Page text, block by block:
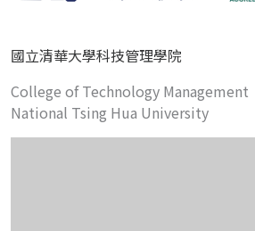
國立清華大學科技管理學院
College of Technology Management
National Tsing Hua University